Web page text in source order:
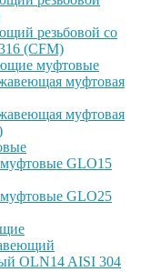
резьбовой со
(CFM)
муфтовые
муфтовая
муфтовая
GLO15
GLO25
OLN14 AISI 304